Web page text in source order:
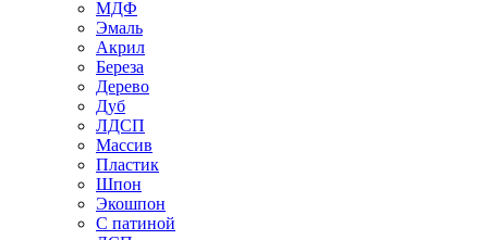
МДФ
Эмаль
Акрил
Береза
Дерево
Дуб
ЛДСП
Массив
Пластик
Шпон
Экошпон
С патиной